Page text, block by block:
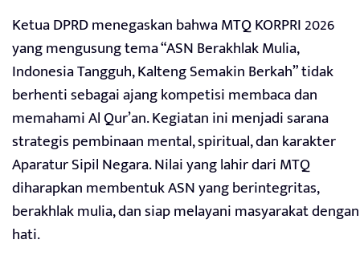
Ketua DPRD menegaskan bahwa MTQ KORPRI 2026
yang mengusung tema “ASN Berakhlak Mulia,
Indonesia Tangguh, Kalteng Semakin Berkah” tidak
berhenti sebagai ajang kompetisi membaca dan
memahami Al Qur’an. Kegiatan ini menjadi sarana
strategis pembinaan mental, spiritual, dan karakter
Aparatur Sipil Negara. Nilai yang lahir dari MTQ
diharapkan membentuk ASN yang berintegritas,
berakhlak mulia, dan siap melayani masyarakat dengan
hati.